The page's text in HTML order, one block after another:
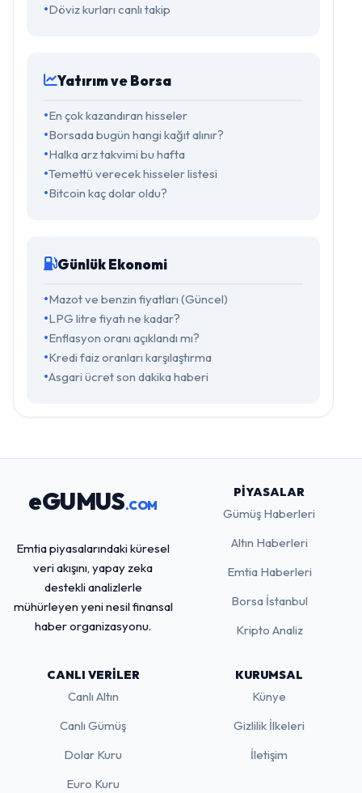
Döviz kurları canlı takip
Yatırım ve Borsa
En çok kazandıran hisseler
Borsada bugün hangi kağıt alınır?
Halka arz takvimi bu hafta
Temettü verecek hisseler listesi
Bitcoin kaç dolar oldu?
Günlük Ekonomi
Mazot ve benzin fiyatları (Güncel)
LPG litre fiyatı ne kadar?
Enflasyon oranı açıklandı mı?
Kredi faiz oranları karşılaştırma
Asgari ücret son dakika haberi
eGUMUS.COM
Emtia piyasalarındaki küresel
veri akışını, yapay zeka
destekli analizlerle
mühürleyen yeni nesil finansal
haber organizasyonu.
PIYASALAR
Gümüş Haberleri
Altın Haberleri
Emtia Haberleri
Borsa İstanbul
Kripto Analiz
CANLI VERILER
Canlı Altın
Canlı Gümüş
Dolar Kuru
Euro Kuru
KURUMSAL
Künye
Gizlilik İlkeleri
İletişim